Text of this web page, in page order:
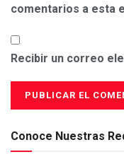
comentarios a esta
Recibir un correo
Conoce Nuestras